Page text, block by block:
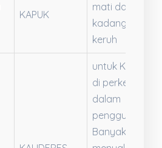
KAPUK
mati dan
kadang air nya
keruh
untuk KJP agar
di perketat lagi
dalam
Banyak yang